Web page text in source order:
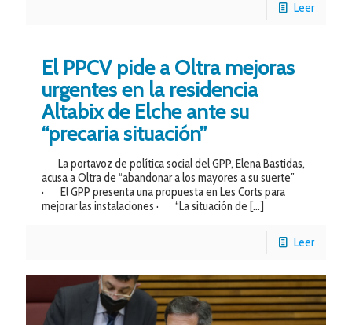
Leer
El PPCV pide a Oltra mejoras
urgentes en la residencia
Altabix de Elche ante su
“precaria situación”
La portavoz de política social del GPP, Elena Bastidas,
acusa a Oltra de “abandonar a los mayores a su suerte”
· El GPP presenta una propuesta en Les Corts para
mejorar las instalaciones · “La situación de […]
Leer